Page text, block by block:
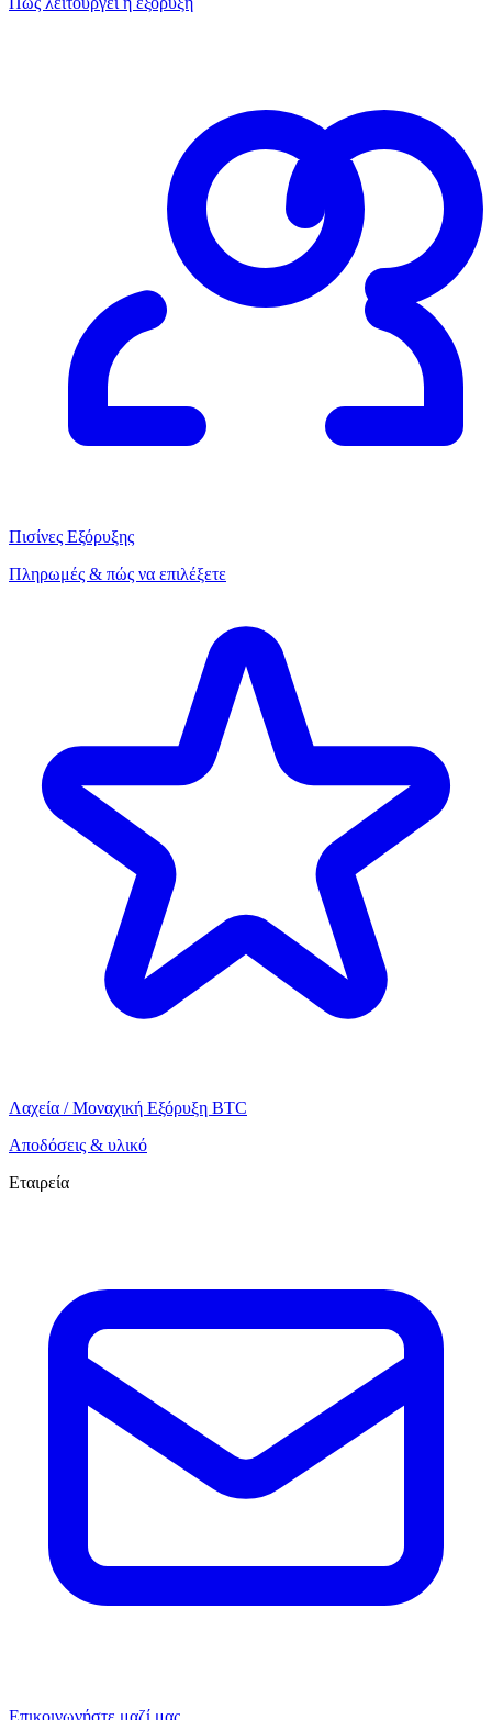
Πισίνες Εξόρυξης
Πληρωμές & πώς να επιλέξετε
Λαχεία / Μοναχική Εξόρυξη BTC
Αποδόσεις & υλικό
Εταιρεία
Επικοινωνήστε μαζί μας